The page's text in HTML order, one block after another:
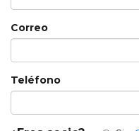
Correo
Teléfono